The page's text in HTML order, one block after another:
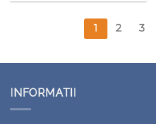
1 2 3
INFORMATII